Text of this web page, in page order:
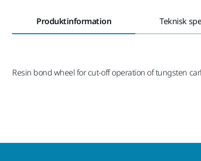
Produktinformation Teknisk
Resin bond wheel for cut-off operation of tungsten